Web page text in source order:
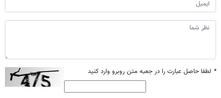
* لطفا حاصل عبارت را در جعبه متن روبرو وارد کنید